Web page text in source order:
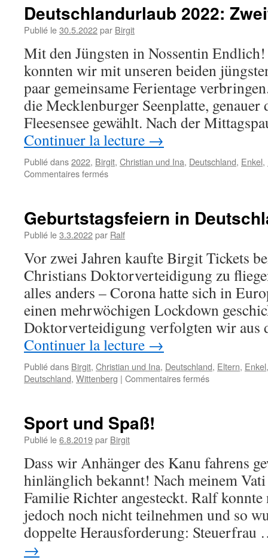
Deutschlandurlaub 2022:
Publié le30.5.2022par Birgit
Mit den Jüngsten in Nossentin
konnten wir mit unseren beiden
paar gemeinsame Ferientage
die Mecklenburger Seenplatte, genauer
Fleesensee gewählt. Nach der
Continuer la lecture →
Publié dans2022, Birgit, Christian und Ina, Deutschland, Enkel,
Commentaires ferméssur
Woche
Geburtstagsfeiern in
Publié le3.3.2022par Ralf
Vor zwei Jahren kaufte Birgit Tickets
Christians Doktorverteidigung zu
alles anders – Corona hatte sich in
einen mehrwöchigen Lockdown
Doktorverteidigung verfolgten wir aus
Continuer la lecture →
Publié dans Birgit, Christian und Ina, Deutschland, Eltern, Enkel
Deutschland, Wittenberg | Commentaires ferméssur
Sport und Spaß!
Publié le6.8.2019par Birgit
Dass wir Anhänger des Kanu fahrens
hinlänglich bekannt! Nach meinem
Familie Richter angesteckt. Ralf
jedoch noch nicht teilnehmen und so
doppelte Herausforderung:
→